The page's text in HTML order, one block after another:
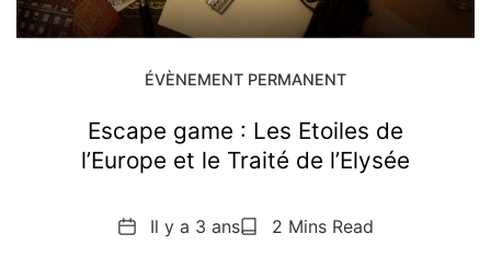
ÉVÈNEMENT PERMANENT
Escape game : Les Etoiles de
l’Europe et le Traité de l’Elysée
DateIl y a 3 ansReading2 Mins Read